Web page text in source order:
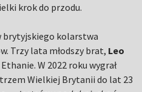
krok do przodu.
brytyjskiego kolarstwa
Trzy lata młodszy brat, Leo
W 2022 roku wygrał
Wielkiej Brytanii do lat 23